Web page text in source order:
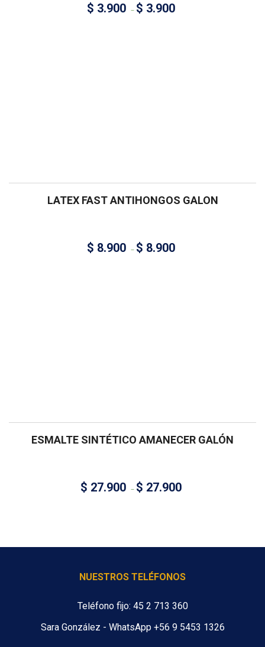
$ 3.900 – $ 3.900
LATEX FAST ANTIHONGOS GALON
$ 8.900 – $ 8.900
ESMALTE SINTÉTICO AMANECER GALÓN
$ 27.900 – $ 27.900
NUESTROS TELÉFONOS
Teléfono fijo: 45 2 713 360
Sara González - WhatsApp +56 9 5453 1326